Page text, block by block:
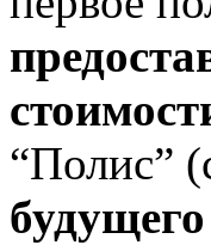
“Полис”